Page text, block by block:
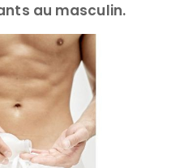
au masculin.